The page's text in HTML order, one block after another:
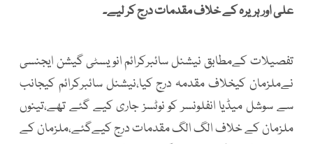
علی اور ہریرہ کے خلاف مقدمات درج کر لیے۔
تفصیلات کےمطابق نیشنل سائبرکرائم انویسٹی گیشن ایجنسی
نےملزمان کیخلاف مقدمہ درج کیا،نیشنل سائبرکرائم کیجانب
سے سوشل میڈیا انفلونسر کو نوٹسز جاری کیے گئے تھے،تینوں
ملزمان کے خلاف الگ الگ مقدمات درج کیےگئے،ملزمان کے